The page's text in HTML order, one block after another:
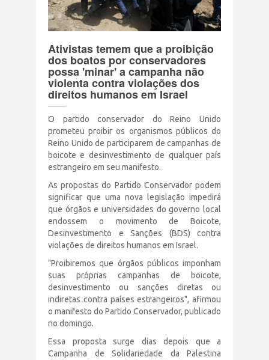
Terrorismo Israelense
AÇÕES
Clube Brasil Palestina
Eventos
Junte-se a nós
PUBLICAÇÕES
CONTATO
Ativistas temem que a proibição
dos boatos por conservadores
possa 'minar' a campanha não
violenta contra violações dos
direitos humanos em Israel
O partido conservador do Reino Unido
prometeu proibir os organismos públicos do
Reino Unido de participarem de campanhas de
boicote e desinvestimento de qualquer país
estrangeiro em seu manifesto.
As propostas do Partido Conservador podem
significar que uma nova legislação impedirá
que órgãos e universidades do governo local
endossem o movimento de Boicote,
Desinvestimento e Sanções (BDS) contra
violações de direitos humanos em Israel.
"Proibiremos que órgãos públicos imponham
suas próprias campanhas de boicote,
desinvestimento ou sanções diretas ou
indiretas contra países estrangeiros", afirmou
o manifesto do Partido Conservador, publicado
no domingo.
Essa proposta surge dias depois que a
Campanha de Solidariedade da Palestina